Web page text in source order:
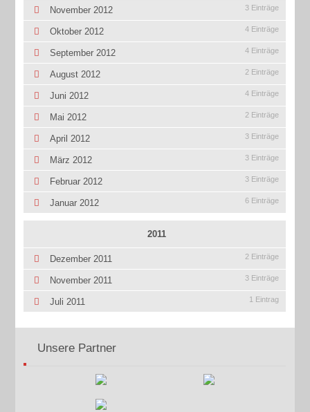
November 2012 3 Einträge
Oktober 2012 4 Einträge
September 2012 4 Einträge
August 2012 2 Einträge
Juni 2012 4 Einträge
Mai 2012 2 Einträge
April 2012 3 Einträge
März 2012 3 Einträge
Februar 2012 3 Einträge
Januar 2012 6 Einträge
2011
Dezember 2011 2 Einträge
November 2011 3 Einträge
Juli 2011 1 Eintrag
Unsere Partner